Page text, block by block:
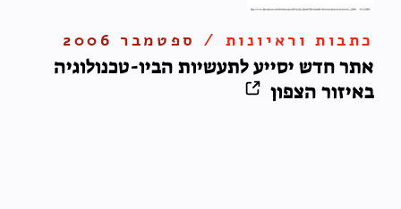
כתבות וראיונות / ספטמבר 2006
אתר חדש יסייע לתעשיות הביו-טכנולוגיה
באיזור הצפון